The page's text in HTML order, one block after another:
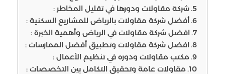
شركة مقاولات ودورها في تقليل المخاطر :
أفضل شركة مقاولات بالرياض للمشاريع السكنية :
افضل شركة مقاولات في الرياض وأهمية الخبرة :
افضل شركة مقاولات وتطبيق أفضل الممارسات :
مكتب مقاولات ودوره في تنظيم الأعمال :
مقاولات عامة وتحقيق التكامل بين التخصصات :